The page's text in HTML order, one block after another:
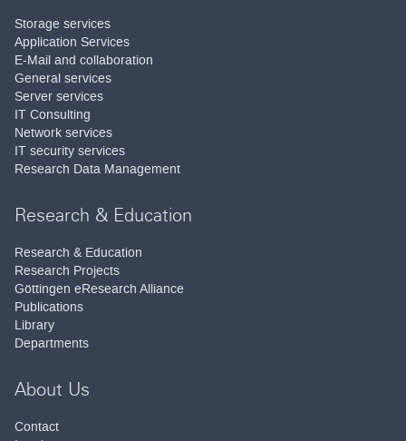
Storage services
Application Services
E-Mail and collaboration
General services
Server services
IT Consulting
Network services
IT security services
Research Data Management
Research & Education
Research & Education
Research Projects
Göttingen eResearch Alliance
Publications
Library
Departments
About Us
Contact